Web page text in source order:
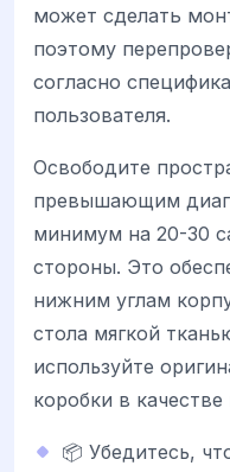
может сделать
поэтому
согласно
пользователя.
Освободите
превышающим
минимум на 20-30
стороны. Это
нижним углам
стола мягкой
используйте
коробки в
📦 Убедитесь,